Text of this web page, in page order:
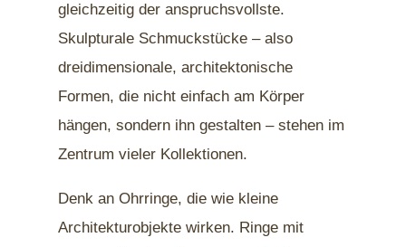
gleichzeitig der anspruchsvollste.
Skulpturale Schmuckstücke – also
dreidimensionale, architektonische
Formen, die nicht einfach am Körper
hängen, sondern ihn gestalten – stehen im
Zentrum vieler Kollektionen.
Denk an Ohrringe, die wie kleine
Architekturobjekte wirken. Ringe mit